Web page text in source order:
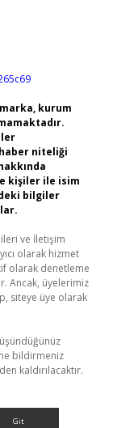
kurum
niteliği
kişiler ile isim
bilgiler
ve İletişim
olarak hizmet
olarak denetleme
Ancak, üyelerimiz
siteye üye olarak
bildirmeniz
kaldırılacaktır.